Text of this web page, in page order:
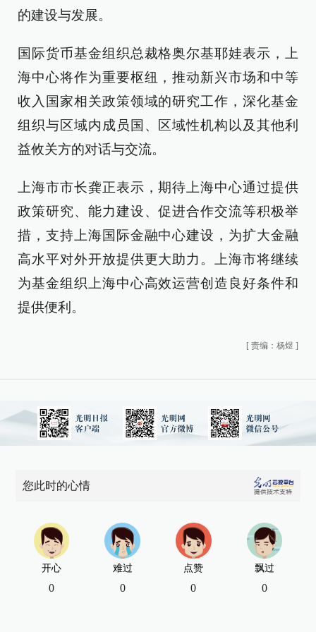
的建设与发展。
国际货币基金组织总裁格奥尔基耶娃表示，上
海中心将作为重要枢纽，推动新兴市场和中等
收入国家相关政策领域的研究工作，深化基金
组织与区域内成员国、区域性机构以及其他利
益攸关方的对话与交流。
上海市市长龚正表示，期待上海中心通过提供
政策研究、能力建设、促进合作交流等积极举
措，支持上海国际金融中心建设，为扩大金融
高水平对外开放提供更大助力。上海市将继续
为基金组织上海中心高效运营创造良好条件和
提供便利。
[ 责编：杨煜 ]
您此时的心情
开心
0
难过
0
点赞
0
飘过
0